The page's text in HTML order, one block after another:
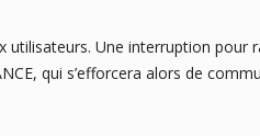
Une interruption
qui s’efforcera alors de